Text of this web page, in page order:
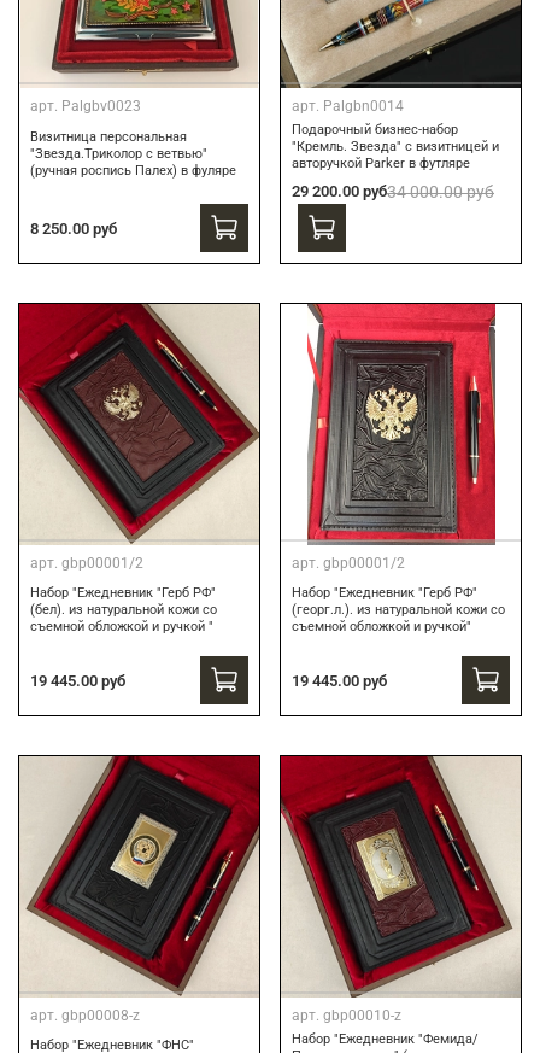
арт. Palgbv0023
Визитница персональная
"Звезда.Триколор с ветвью"
(ручная роспись Палех) в фуляре
8 250.00 руб
арт. Palgbn0014
Подарочный бизнес-набор
"Кремль. Звезда" с визитницей и
авторучкой Parker в футляре
29 200.00 руб34 000.00 руб
арт. gbp00001/2
Набор "Ежедневник "Герб РФ"
(бел). из натуральной кожи со
съемной обложкой и ручкой "
19 445.00 руб
арт. gbp00001/2
Набор "Ежедневник "Герб РФ"
(георг.л.). из натуральной кожи со
съемной обложкой и ручкой"
19 445.00 руб
арт. gbp00008-z
Набор "Ежедневник "ФНС"
арт. gbp00010-z
Набор "Ежедневник "Фемида/